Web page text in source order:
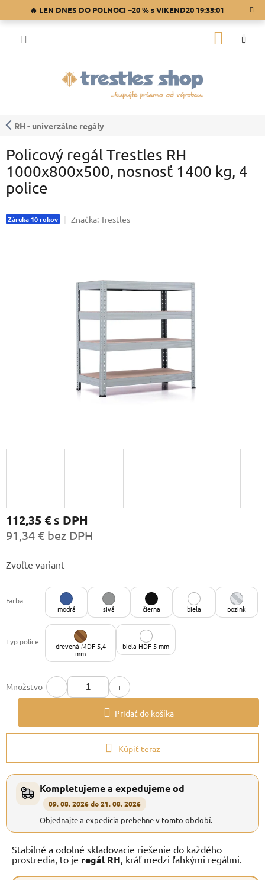
🔥 LEN DNES DO POLNOCI −20 % s VIKEND20 19:33:00
RH - univerzálne regály
Policový regál Trestles RH
1000x800x500, nosnosť 1400 kg, 4
police
Záruka 10 rokov Značka:Trestles
112,35 €s DPH
91,34 € bez DPH
cena:
Zvoľte variant
Farba
modrá
sivá čierna biela pozink
Typ police drevená MDF 5,4
mm
biela HDF 5 mm
Množstvo − +
Pridať do košíka
Kúpiť teraz
Kompletujeme a expedujeme od
09. 08. 2026 do 21. 08. 2026
Objednajte a expedícia prebehne v tomto období.
Stabilné a odolné skladovacie riešenie do každého
prostredia, to je regál RH , kráľ medzi ľahkými regálmi.